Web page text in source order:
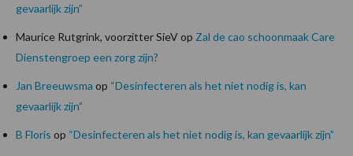
gevaarlijk zijn”
Maurice Rutgrink, voorzitter SieVop Zal de cao schoonmaak Care
Dienstengroep een zorg zijn?
Jan Breeuwsma op “Desinfecteren als het niet nodig is, kan
gevaarlijk zijn”
B Floris op “Desinfecteren als het niet nodig is, kan gevaarlijk zijn”